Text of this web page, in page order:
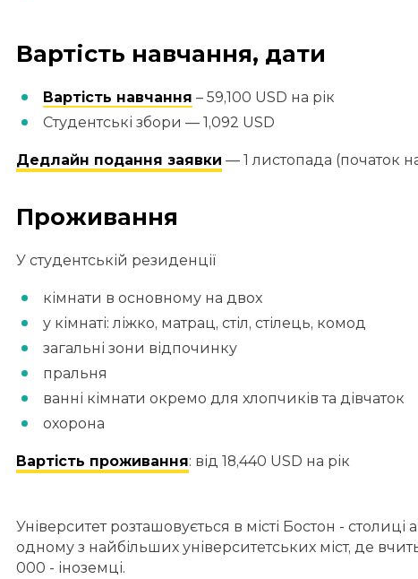
Вартість навчання, дати
Вартість навчання – 59,100 USD на рік
Студентські збори — 1,092 USD
Дедлайн подання заявки — 1 листопада (початок
Проживання
У студентській резиденції
кімнати в основному на двох
у кімнаті: ліжко, матрац, стіл, стілець, комод
загальні зони відпочинку
пральня
ванні кімнати окремо для хлопчиків та дівчаток
охорона
Вартість проживання: від 18,440 USD на рік
Університет розташовується в місті Бостон -
одному з найбільших університетських міст, де
000 - іноземці.